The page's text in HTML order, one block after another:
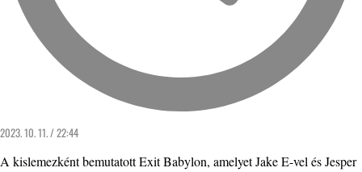
2023. 10. 11. / 22:44
A kislemezként bemutatott Exit Babylon, amelyet Jake E-vel és Jesper